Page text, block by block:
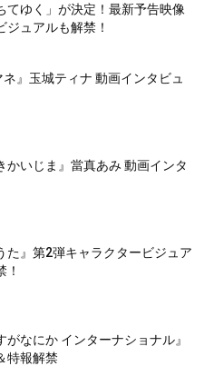
てゆく」が決定！最新予告映像
ジュアルも解禁！
ネ』玉城ティナ 動画インタビュ
かいじま』當真あみ 動画インタ
た』第2弾キャラクタービジュア
！
がなにか インターナショナル』
特報解禁